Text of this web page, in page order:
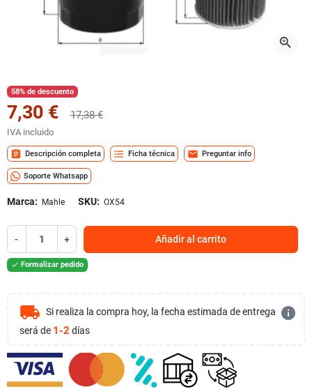
zoom_in
58% de descuento
7,30 € 17,38 €
IVA incluido
assignment Descripción completa format_list_bulleted Ficha técnica mail Preguntar info
Soporte Whatsapp
Marca: Mahle SKU: OX54
- + Añadir al carrito
 Formalizar pedido
local_shipping Si realiza la compra hoy, la fecha estimada de entrega
será de 1-2 días
info